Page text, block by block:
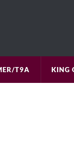
T9A KING